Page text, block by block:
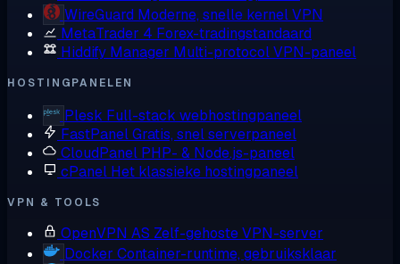
WireGuard Moderne, snelle kernel VPN
MetaTrader 4 Forex-tradingstandaard
Hiddify Manager Multi-protocol VPN-paneel
HOSTINGPANELEN
Plesk Full-stack webhostingpaneel
FastPanelGratis, snel serverpaneel
CloudPanel PHP- & Node.js-paneel
cPanel Het klassieke hostingpaneel
VPN & TOOLS
OpenVPN AS Zelf-gehoste VPN-server
Docker Container-runtime, gebruiksklaar